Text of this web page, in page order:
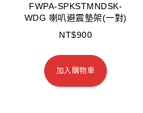
FWPA-SPKSTMNDSK-
WDG 喇叭避震墊架(一對)
NT$900
加入購物車